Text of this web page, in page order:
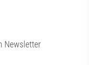
Newsletter